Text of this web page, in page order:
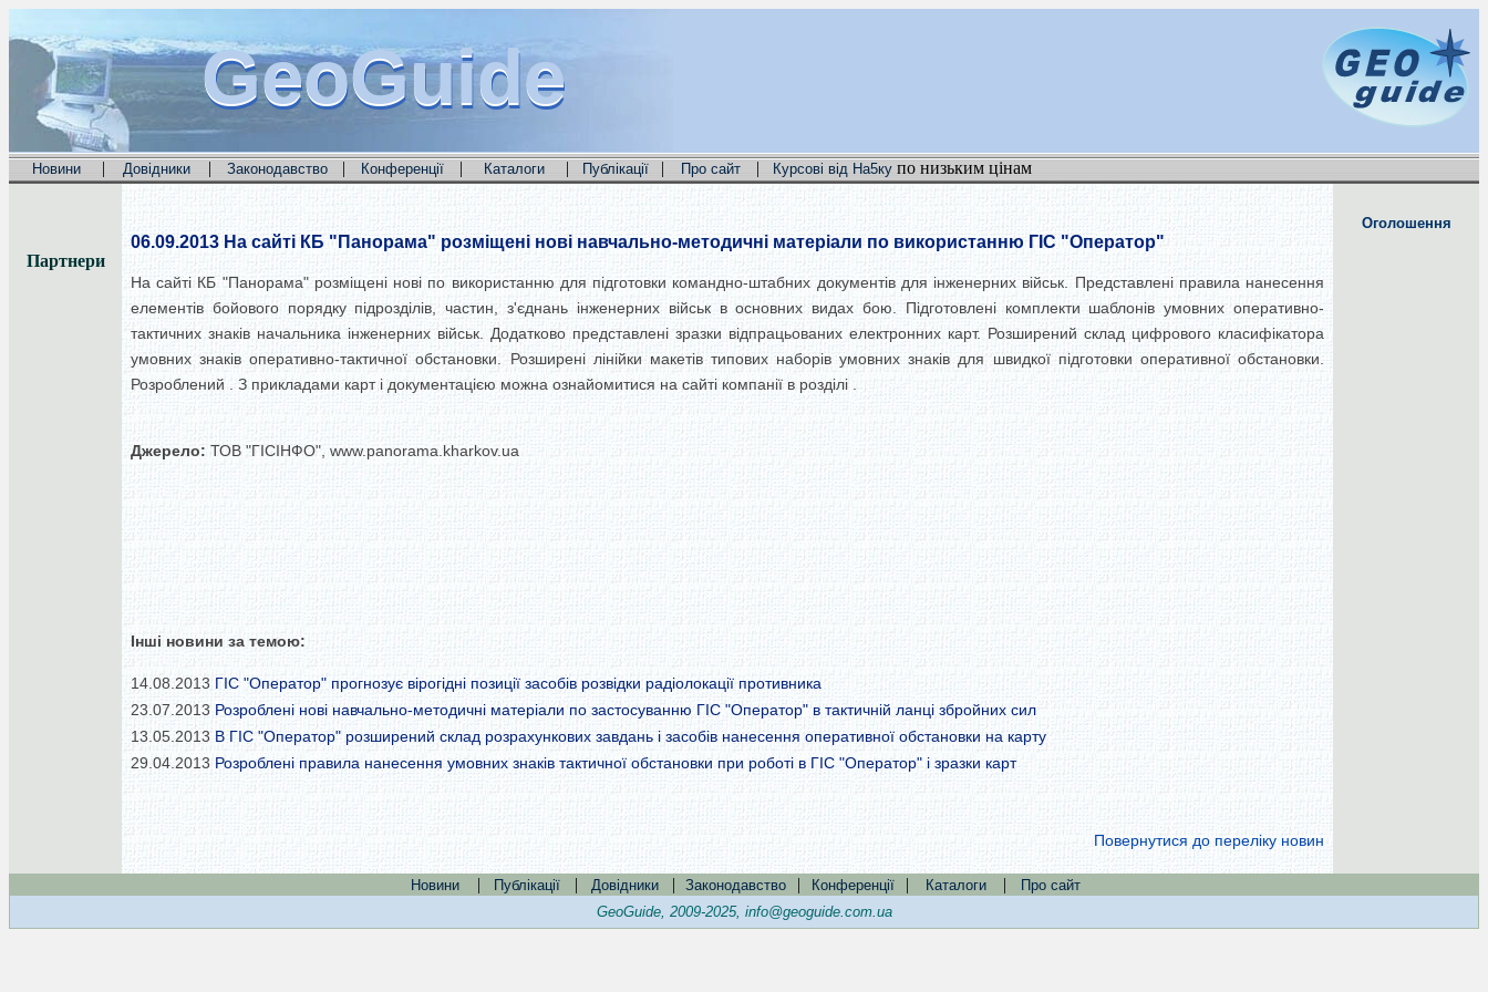
GeoGuide
GeoGuide
GeoGuide
Новини | Довідники | Законодавство | Конференції | Каталоги | Публікації | Про сайт | Курсові від На5ку по низьким цінам
Партнери
06.09.2013 На сайті КБ "Панорама" розміщені нові навчально-методичні матеріали по використанню ГІС "Оператор"
На сайті КБ "Панорама" розміщені нові по використанню для підготовки командно-штабних документів для інженерних військ. Представлені правила нанесення
елементів бойового порядку підрозділів, частин, з'єднань інженерних військ в основних видах бою. Підготовлені комплекти шаблонів умовних оперативно-
тактичних знаків начальника інженерних військ. Додатково представлені зразки відпрацьованих електронних карт. Розширений склад цифрового класифікатора
умовних знаків оперативно-тактичної обстановки. Розширені лінійки макетів типових наборів умовних знаків для швидкої підготовки оперативної обстановки.
Розроблений . З прикладами карт і документацією можна ознайомитися на сайті компанії в розділі .
Джерело: ТОВ "ГІСІНФО", www.panorama.kharkov.ua
Інші новини за темою:
14.08.2013 ГІС "Оператор" прогнозує вірогідні позиції засобів розвідки радіолокації противника
23.07.2013 Розроблені нові навчально-методичні матеріали по застосуванню ГІС "Оператор" в тактичній ланці збройних сил
13.05.2013 В ГІС "Оператор" розширений склад розрахункових завдань і засобів нанесення оперативної обстановки на карту
29.04.2013 Розроблені правила нанесення умовних знаків тактичної обстановки при роботі в ГІС "Оператор" і зразки карт
Повернутися до переліку новин
Оголошення
Новини | Публікації | Довідники | Законодавство | Конференції | Каталоги |
Про сайт
GeoGuide, 2009-2025, info@geoguide.com.ua